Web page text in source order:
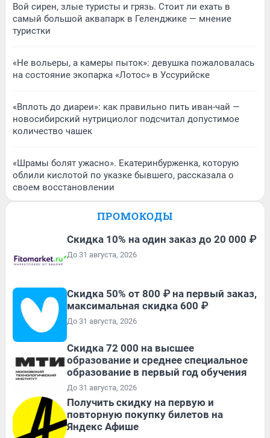
Вой сирен, злые туристы и грязь. Стоит ли ехать в
самый большой аквапарк в Геленджике — мнение
туристки
«Не вольеры, а камеры пыток»: девушка пожаловалась
на состояние экопарка «Лотос» в Уссурийске
«Вплоть до диареи»: как правильно пить иван-чай —
новосибирский нутрициолог подсчитал допустимое
количество чашек
«Шрамы болят ужасно». Екатеринбурженка, которую
облили кислотой по указке бывшего, рассказала о
своем восстановлении
ПРОМОКОДЫ
Скидка 10% на один заказ до 20 000 ₽
До 31 августа, 2026
Скидка 50% от 800 ₽ на первый заказ,
максимальная скидка 600 ₽
До 31 августа, 2026
Скидка 72 000 на высшее
образование и среднее специальное
образование в первый год обучения
До 31 августа, 2026
Получить скидку на первую и
повторную покупку билетов на
Яндекс Афише